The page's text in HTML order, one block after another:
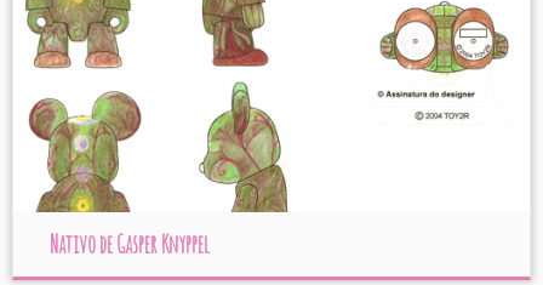
Nativo de Gasper Knyppel